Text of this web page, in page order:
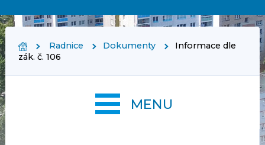
Radnice Dokumenty
Informace dle
zák. č. 106
MENU